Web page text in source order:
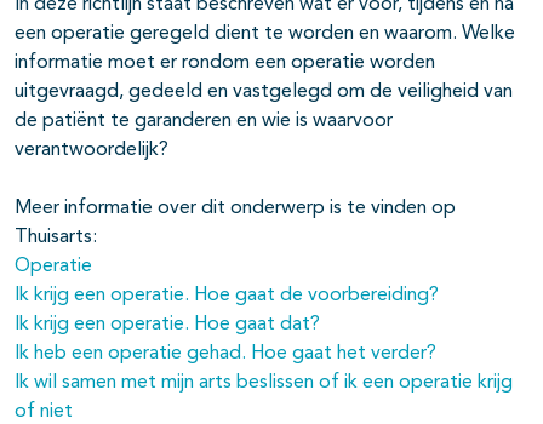
In deze richtlijn staat beschreven wat er voor, tijdens en na
een operatie geregeld dient te worden en waarom. Welke
informatie moet er rondom een operatie worden
uitgevraagd, gedeeld en vastgelegd om de veiligheid van
de patiënt te garanderen en wie is waarvoor
verantwoordelijk?
Meer informatie over dit onderwerp is te vinden op
Thuisarts:
Operatie
Ik krijg een operatie. Hoe gaat de voorbereiding?
Ik krijg een operatie. Hoe gaat dat?
Ik heb een operatie gehad. Hoe gaat het verder?
Ik wil samen met mijn arts beslissen of ik een operatie krijg
of niet